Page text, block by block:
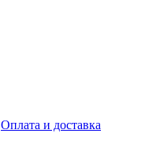
Оплата и доставка